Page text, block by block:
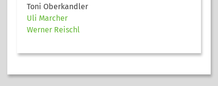
Toni Oberkandler
Uli Marcher
Werner Reischl